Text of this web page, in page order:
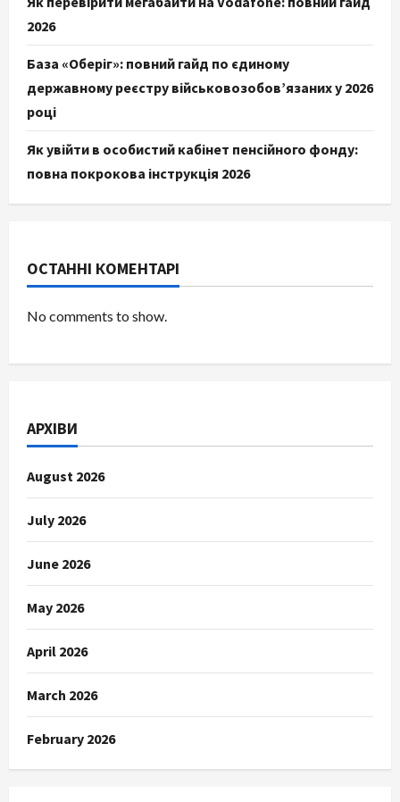
2026
База «Оберіг»: повний гайд по єдиному
державному реєстру військовозобов’язаних у 2026
році
Як увійти в особистий кабінет пенсійного фонду:
повна покрокова інструкція 2026
ОСТАННІ КОМЕНТАРІ
No comments to show.
АРХІВИ
August 2026
July 2026
June 2026
May 2026
April 2026
March 2026
February 2026